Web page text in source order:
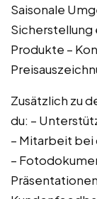
Saisonale
Produkte –
Zusätzlich zu
du: –
– Mitarbeit
–